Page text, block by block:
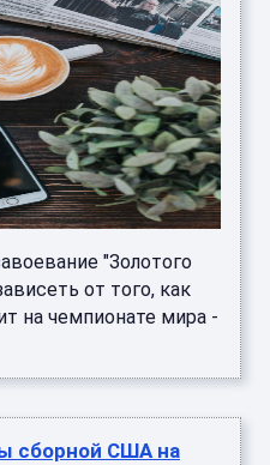
"Золотого
от того, как
на чемпионате мира -
сборной США на